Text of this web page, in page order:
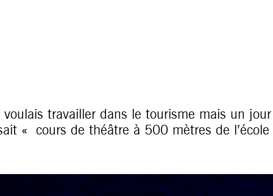
travailler dans le tourisme mais un
« cours de théâtre à 500 mètres de